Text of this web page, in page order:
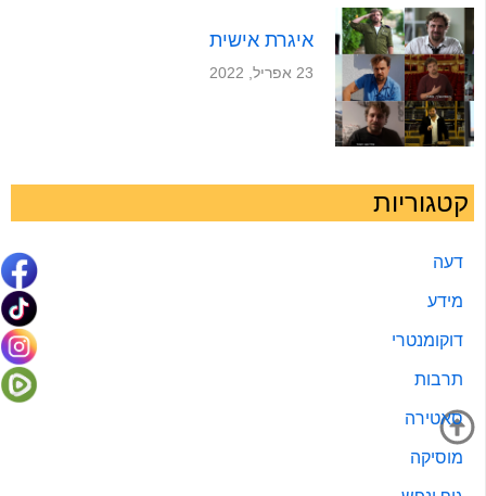
איגרת אישית
23 אפריל, 2022
קטגוריות
דעה
מידע
דוקומנטרי
תרבות
סאטירה
מוסיקה